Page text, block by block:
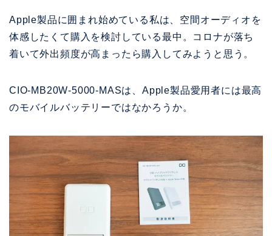
Apple製品に囲まれ始めている私は、空間オーディオを
体感したくて購入を検討している最中。コロナが落ち
着いて外出頻度が高まったら購入してみようと思う。
CIO-MB20W-5000-MASは、Apple製品愛用者には最高
のモバイルバッテリーではなかろうか。